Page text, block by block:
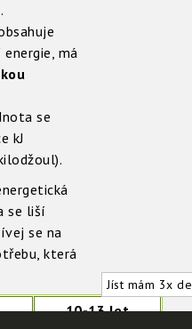
má
se
kJ
se liší
se na
která
10-13 let
Jíst mám 3x